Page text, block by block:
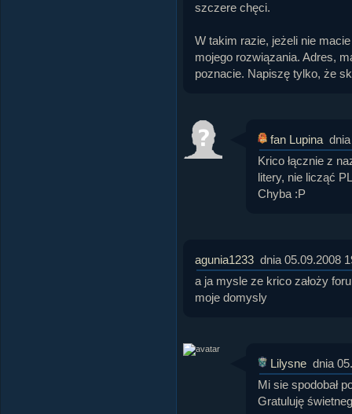
szczere chęci.
W takim razie, jeżeli nie
mojego rozwiązania. Adres,
poznacie. Napiszę tylko, że
fan Lupina
Krico łącznie z
litery, nie licząć
Chyba :P
agunia1233 dnia 05.09.2008
a ja mysle ze krico założy
moje domysly
Lilysne dnia
Mi sie spodobał
Gratuluję